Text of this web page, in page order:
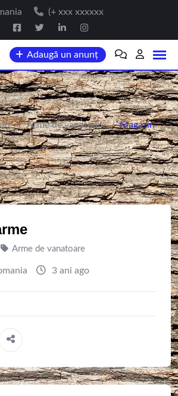
(+ xxx xxxxxx
Adaugă un anunț
/ Arme de vanatoare / Magazin
Arme de vanatoare
3 ani ago